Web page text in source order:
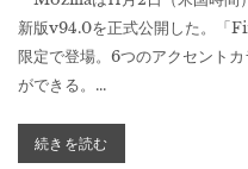
新版v94.0を正式公開した。「
限定で登場。6つのアクセント
ができる。...
続きを読む